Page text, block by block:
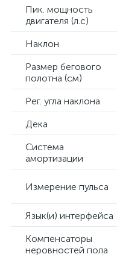
Пик. мощность
двигателя (л.с)
Наклон
Размер бегового
полотна (см)
Рег. угла наклона
Дека
Система
амортизации
Измерение пульса
Язык(и) интерфейса
Компенсаторы
неровностей пола